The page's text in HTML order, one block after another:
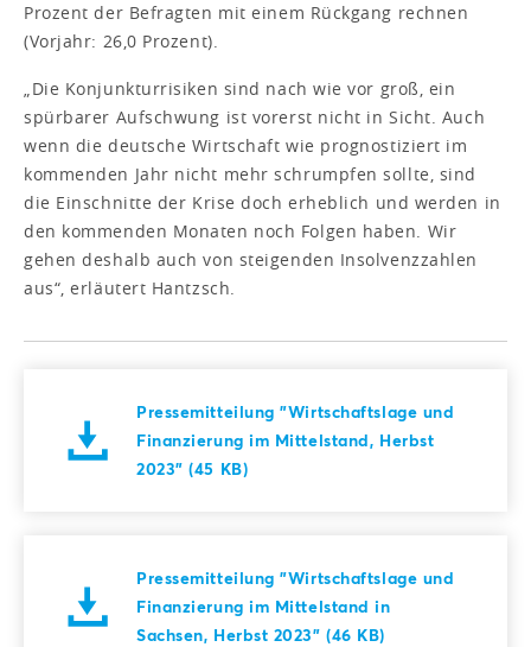
Prozent der Befragten mit einem Rückgang rechnen
(Vorjahr: 26,0 Prozent).
„Die Konjunkturrisiken sind nach wie vor groß, ein
spürbarer Aufschwung ist vorerst nicht in Sicht. Auch
wenn die deutsche Wirtschaft wie prognostiziert im
kommenden Jahr nicht mehr schrumpfen sollte, sind
die Einschnitte der Krise doch erheblich und werden in
den kommenden Monaten noch Folgen haben. Wir
gehen deshalb auch von steigenden Insolvenzzahlen
aus“, erläutert Hantzsch.
Pressemitteilung "Wirtschaftslage und
Finanzierung im Mittelstand, Herbst
2023" (45 KB)
Pressemitteilung "Wirtschaftslage und
Finanzierung im Mittelstand in
Sachsen, Herbst 2023" (46 KB)